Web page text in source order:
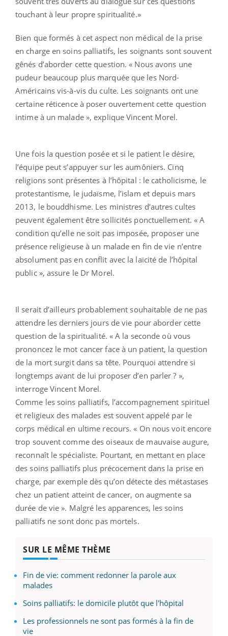
touchant à leur propre spiritualité.»
Bien que formés à cet aspect non médical de la prise
en charge en soins palliatifs, les soignants sont souvent
gênés d’aborder cette question. « Nous avons une
pudeur beaucoup plus marquée que les Nord-
Américains vis-à-vis du culte. Les soignants ont une
certaine réticence à poser ouvertement cette question
intime à un malade », explique Vincent Morel.
Une fois la question posée et si le patient le désire,
l’équipe peut s’appuyer sur les aumôniers. Cinq
religions sont présentes à l’hôpital : le catholicisme, le
protestantisme, le judaïsme, l’islam et depuis mars
2013, le bouddhisme. Les ministres d’autres cultes
peuvent également être sollicités ponctuellement. « A
condition qu’elle ne soit pas imposée, proposer une
présence religieuse à un malade en fin de vie n’entre
absolument pas en conflit avec la laïcité de l’hôpital
public », assure le Dr Morel.
Il serait d’ailleurs probablement souhaitable de ne pas
attendre les derniers jours de vie pour aborder cette
question de la spiritualité. « A la seconde où vous
prononcez le mot cancer face à un patient, la question
de la mort surgit dans sa tête. Pourquoi attendre si
longtemps avant de lui proposer d’en parler ? »,
interroge Vincent Morel.
Comme les soins palliatifs, l’accompagnement spirituel
et religieux des malades est souvent appelé par le
corps médical en ultime recours. « On nous voit encore
trop souvent comme des oiseaux de mauvaise augure,
reconnaît le spécialiste. Pourtant, en mettant en place
des soins palliatifs plus précocement dans la prise en
charge, par exemple dès qu’on détecte des métastases
chez un patient atteint de cancer, on augmente sa
durée de vie ». Malgré les apparences, les soins
palliatifs ne sont donc pas mortels.
SUR LE MÊME THÈME
Fin de vie: comment redonner la parole aux
malades
Soins palliatifs: le domicile plutôt que l'hôpital
Les professionnels ne sont pas formés à la fin de
vie